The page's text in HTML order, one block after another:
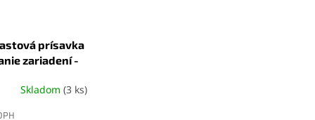
prísavka
zariadení -
Skladom(3 ks)